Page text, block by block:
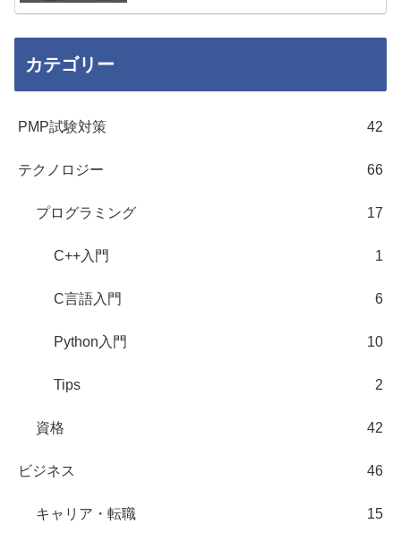
カテゴリー
PMP試験対策 42
テクノロジー 66
プログラミング 17
C++入門 1
C言語入門 6
Python入門 10
Tips 2
資格 42
ビジネス 46
キャリア・転職 15